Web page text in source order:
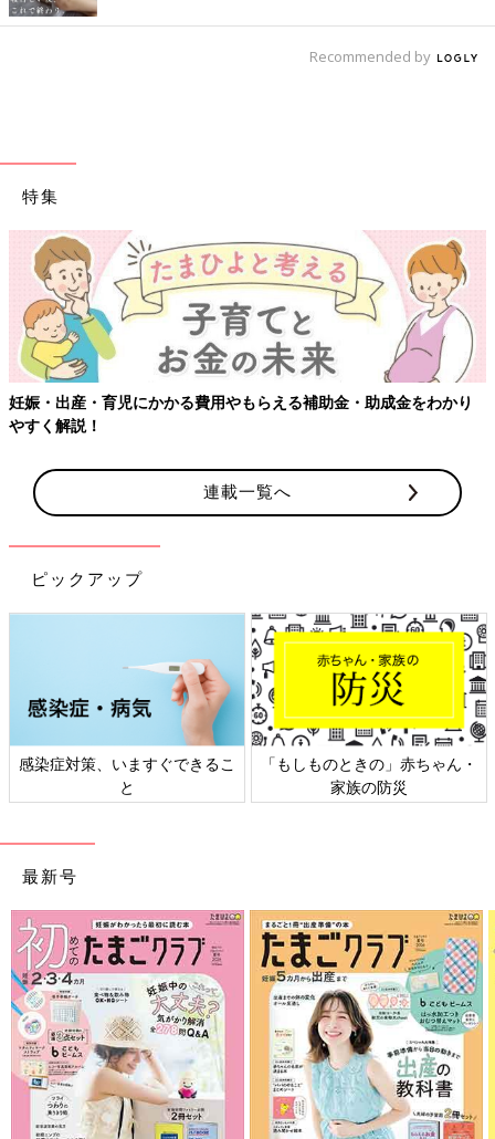
Recommended by
特集
妊娠・出産・育児にかかる費用やもらえる補助金・助成金をわかり
やすく解説！
連載一覧へ
ピックアップ
感染症対策、いますぐできるこ
と
「もしものときの」赤ちゃん・
家族の防災
最新号